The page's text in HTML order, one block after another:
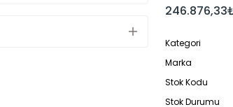
Kategori
Marka
Stok Kodu
Stok Durumu